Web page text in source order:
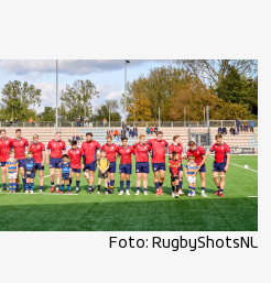
Foto: RugbyShotsNL